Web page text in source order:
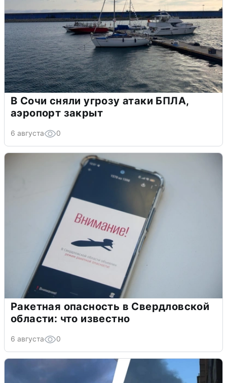
В Сочи сняли угрозу атаки БПЛА,
аэропорт закрыт
6 августа 0
Ракетная опасность в Свердловской
области: что известно
6 августа 0